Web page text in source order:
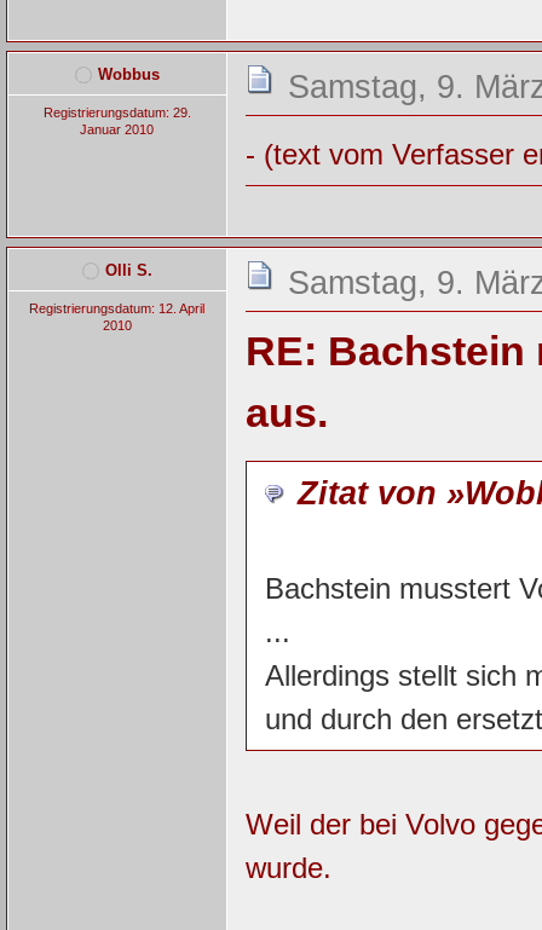
Wobbus
Registrierungsdatum: 29.
Januar 2010
Samstag, 9.
- (text vom Verfasser
Olli S.
Registrierungsdatum: 12. April
2010
Samstag, 9.
RE: Bachstein
aus.
Zitat von
Bachstein musstert
...
Allerdings stellt sich
und durch den
Weil der bei Volvo
wurde.